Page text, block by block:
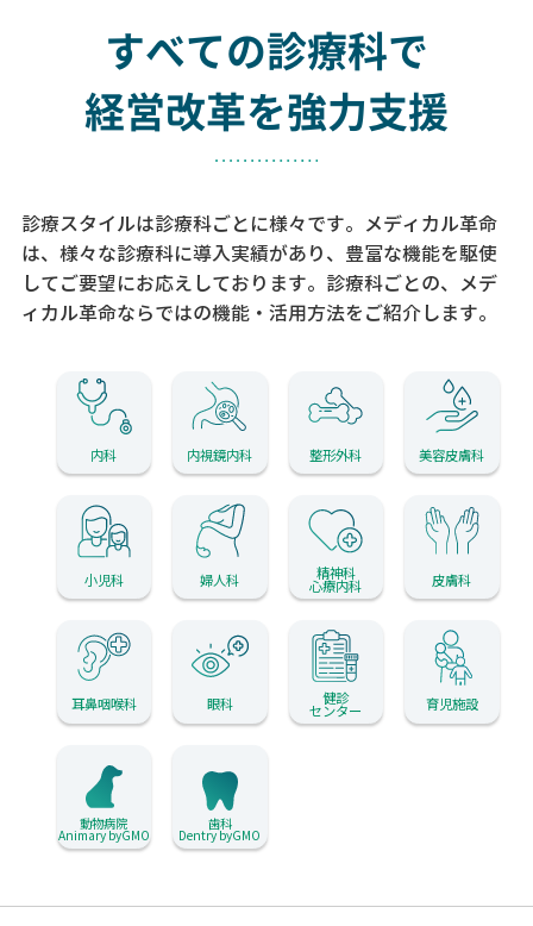
すべての診療科で
経営改革を強力支援
診療スタイルは診療科ごとに様々です。メディカル革命
は、様々な診療科に導入実績があり、 豊富な機能を駆使
してご要望にお応えしております。 診療科ごとの、メデ
ィカル革命ならではの機能・活用方法をご紹介します。
内科 内視鏡内科 整形外科 美容皮膚科
小児科 婦人科 精神科
心療内科 皮膚科
耳鼻咽喉科 眼科 健診
センター 育児施設
動物病院
Animary byGMO
歯科
Dentry byGMO